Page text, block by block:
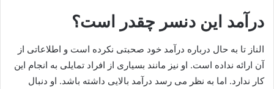
درآمد این دنسر چقدر است؟
الناز تا به حال درباره درآمد خود صحبتی نکرده است و اطلاعاتی از
آن ارائه نداده است. او نیز مانند بسیاری از افراد تمایلی به انجام این
کار ندارد. اما به نظر می رسد درآمد بالایی داشته باشد. او دنبال